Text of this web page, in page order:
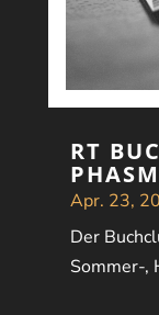
RT
Apr. 23,
Der
Sommer-,